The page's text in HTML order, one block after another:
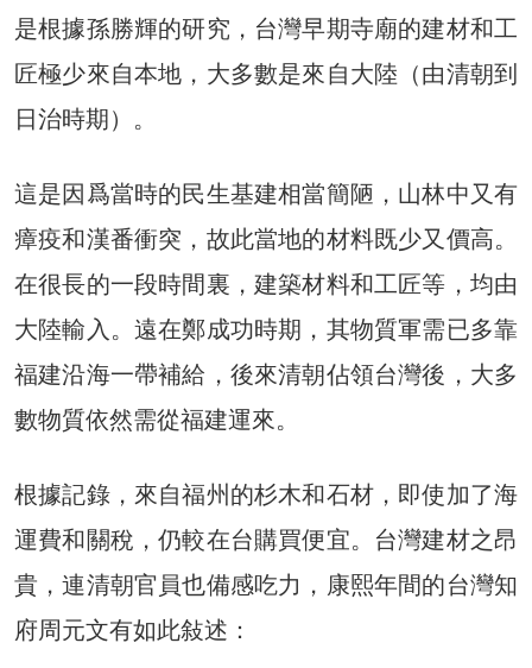
是根據孫勝輝的研究，台灣早期寺廟的建材和工
匠極少來自本地，大多數是來自大陸（由清朝到
日治時期）。
這是因爲當時的民生基建相當簡陋，山林中又有
瘴疫和漢番衝突，故此當地的材料既少又價高。
在很長的一段時間裏，建築材料和工匠等，均由
大陸輸入。遠在鄭成功時期，其物質軍需已多靠
福建沿海一帶補給，後來清朝佔領台灣後，大多
數物質依然需從福建運來。
根據記錄，來自福州的杉木和石材，即使加了海
運費和關稅，仍較在台購買便宜。台灣建材之昂
貴，連清朝官員也備感吃力，康熙年間的台灣知
府周元文有如此敍述：